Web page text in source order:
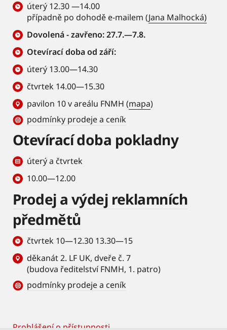
úterý 12.30 —14.00
případně po dohodě e-mailem (Jana Malhocká)
Dovolená - zavřeno: 27.7.—7.8.
Otevírací doba od září:
úterý 13.00—14.30
čtvrtek 14.00—15.30
pavilon 10 v areálu FNMH (mapa)
podmínky prodeje a ceník
Otevírací doba pokladny
úterý a čtvrtek
10.00—12.00
Prodej a výdej reklamních
předmětů
čtvrtek 10—12.30 13.30—15
děkanát 2. LF UK, dveře č. 7
(budova ředitelství FNMH, 1. patro)
podmínky prodeje a ceník
Prohlášení o přístupnosti